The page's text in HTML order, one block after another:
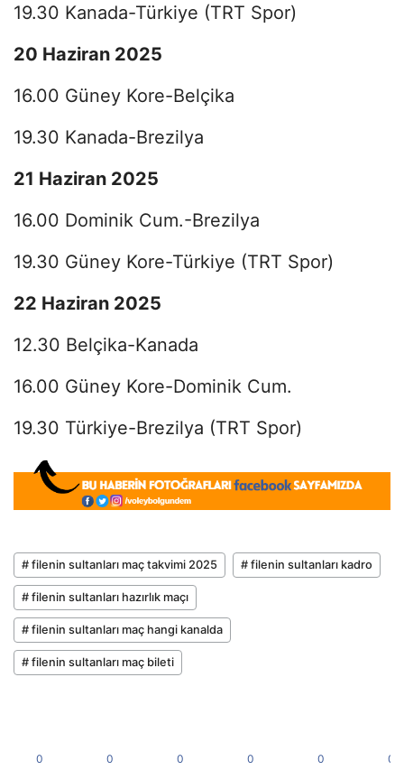
19.30 Kanada-Türkiye (TRT Spor)
20 Haziran 2025
16.00 Güney Kore-Belçika
19.30 Kanada-Brezilya
21 Haziran 2025
16.00 Dominik Cum.-Brezilya
19.30 Güney Kore-Türkiye (TRT Spor)
22 Haziran 2025
12.30 Belçika-Kanada
16.00 Güney Kore-Dominik Cum.
19.30 Türkiye-Brezilya (TRT Spor)
# filenin sultanları maç takvimi 2025 # filenin sultanları kadro
# filenin sultanları hazırlık maçı
# filenin sultanları maç hangi kanalda
# filenin sultanları maç bileti